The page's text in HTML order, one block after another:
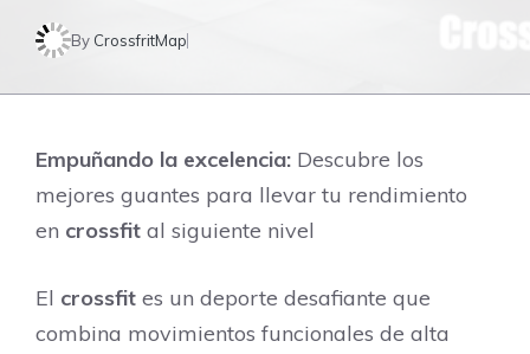
By CrossfritMap
Empuñando la excelencia: Descubre los
mejores guantes para llevar tu rendimiento
en crossfit al siguiente nivel
El crossfit es un deporte desafiante que
combina movimientos funcionales de alta